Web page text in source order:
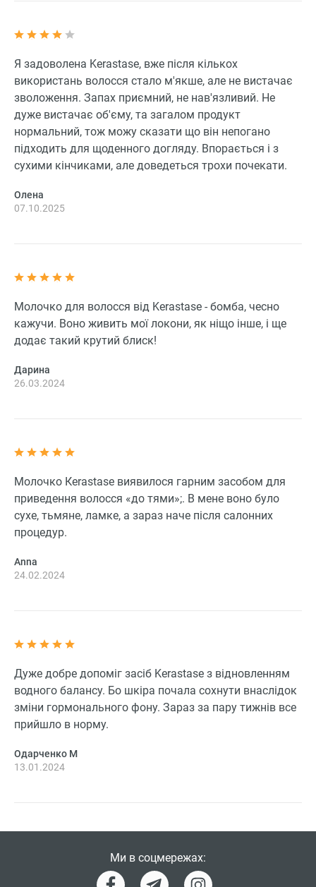
Я задоволена Kerastase, вже після кількох
використань волосся стало м'якше, але не вистачає
зволоження. Запах приємний, не нав'язливий. Не
дуже вистачає об'єму, та загалом продукт
нормальний, тож можу сказати що він непогано
підходить для щоденного догляду. Впорається і з
сухими кінчиками, але доведеться трохи почекати.
Олена
07.10.2025
Молочко для волосся від Kerastase - бомба, чесно
кажучи. Воно живить мої локони, як ніщо інше, і ще
додає такий крутий блиск!
Дарина
26.03.2024
Молочко Кerastase виявилося гарним засобом для
приведення волосся «до тями»;. В мене воно було
сухе, тьмяне, ламке, а зараз наче після салонних
процедур.
Anna
24.02.2024
Дуже добре допоміг засіб Kerastase з відновленням
водного балансу. Бо шкіра почала сохнути внаслідок
зміни гормонального фону. Зараз за пару тижнів все
прийшло в норму.
Одарченко М
13.01.2024
Ми в соцмережах: